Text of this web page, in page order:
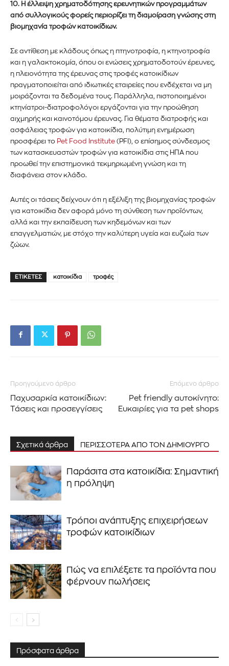
10. Η έλλειψη χρηματοδότησης ερευνητικών προγραμμάτων
από συλλογικούς φορείς περιορίζει τη διαμοίραση γνώσης στη
βιομηχανία τροφών κατοικίδιων.
Σε αντίθεση με κλάδους όπως η πτηνοτροφία, η κτηνοτροφία
και η γαλακτοκομία, όπου οι ενώσεις χρηματοδοτούν έρευνες,
η πλειονότητα της έρευνας στις τροφές κατοικίδιων
πραγματοποιείται από ιδιωτικές εταιρείες που ενδέχεται να μη
μοιράζονται τα δεδομένα τους. Παράλληλα, πιστοποιημένοι
κτηνίατροι-διατροφολόγοι εργάζονται για την προώθηση
αιχμηρής και καινοτόμου έρευνας. Για θέματα διατροφής και
ασφάλειας τροφών για κατοικίδια, πολύτιμη ενημέρωση
προσφέρει το Pet Food Institute (PFI), ο επίσημος σύνδεσμος
των κατασκευαστών τροφών για κατοικίδια στις ΗΠΑ που
προωθεί την επιστημονικά τεκμηριωμένη γνώση και τη
διαφάνεια στον κλάδο.
Αυτές οι τάσεις δείχνουν ότι η εξέλιξη της βιομηχανίας τροφών
για κατοικίδια δεν αφορά μόνο τη σύνθεση των προϊόντων,
αλλά και την εκπαίδευση των κηδεμόνων και των
επαγγελματιών, με στόχο την καλύτερη υγεία και ευζωία των
ζώων.
ΕΤΙΚΈΤΕΣ κατοικίδια τροφές
Προηγούμενο άρθρο
Παχυσαρκία κατοικίδιων:
Τάσεις και προσεγγίσεις
Επόμενο άρθρο
Pet friendly αυτοκίνητο:
Ευκαιρίες για τα pet shops
Σχετικά άρθρα ΠΕΡΙΣΣΟΤΕΡΑ ΑΠΟ ΤΟΝ ΔΗΜΙΟΥΡΓΟ
Παράσιτα στα κατοικίδια: Σημαντική
η πρόληψη
Τρόποι ανάπτυξης επιχειρήσεων
τροφών κατοικίδιων
Πώς να επιλέξετε τα προϊόντα που
φέρνουν πωλήσεις
Πρόσφατα άρθρα